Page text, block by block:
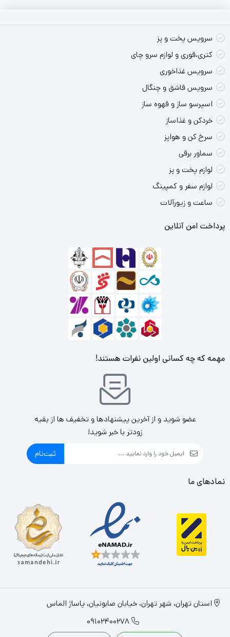
سرویس پخت و پز
کتری،قوری و لوازم سرو چای
سرویس غذاخوری
سرویس قاشق و چنگال
اسپرسو ساز و قهوه ساز
خردکن و غذاساز
سرخ کن و هواپز
سماور برقی
لوازم پخت و پز
لوازم سفر و کمپینگ
ساعت و زیورآلات
پرداخت امن آنلاین
مهمه که چه کسانی اولین نفرات هستند!
عضو شوید و از آخرین پیشنهادها و تخفیف ها از بقیه
زودتر با خبر شوید!
ثبت‌نام
نمادهای ما
استان تهران، شهر تهران، خیابان صابونیان، پاساژ الماس
09102400278